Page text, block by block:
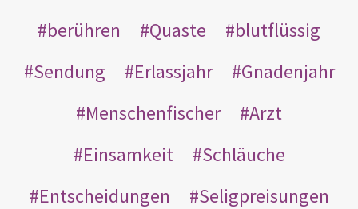
berühren
Quaste
blutflüssig
Sendung
Erlassjahr
Gnadenjahr
Menschenfischer
Arzt
Einsamkeit
Schläuche
Entscheidungen
Seligpreisungen